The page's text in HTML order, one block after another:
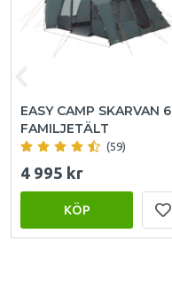
EASY CAMP SKARVAN 6
FAMILJETÄLT
(59)
4 995 kr
KÖP